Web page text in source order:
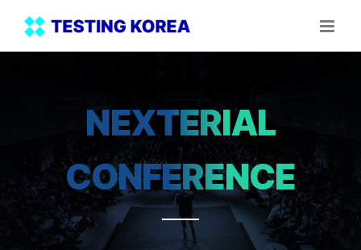
content
NEXTERIAL
CONFERENCE